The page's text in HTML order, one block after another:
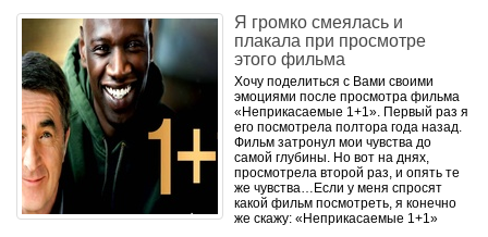
Я громко смеялась и
плакала при просмотре
этого фильма
Хочу поделиться с Вами своими
эмоциями после просмотра фильма
«Неприкасаемые 1+1». Первый раз я
его посмотрела полтора года назад.
Фильм затронул мои чувства до
самой глубины. Но вот на днях,
просмотрела второй раз, и опять те
же чувства…Если у меня спросят
какой фильм посмотреть, я конечно
же скажу: «Неприкасаемые 1+1»